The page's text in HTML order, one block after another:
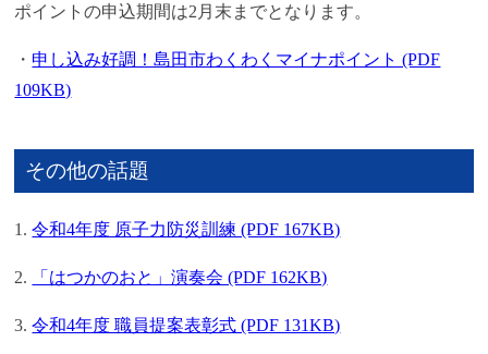
ポイントの申込期間は2月末までとなります。
・ 申し込み好調！島田市わくわくマイナポイント (PDF
109KB)
その他の話題
1.令和4年度 原子力防災訓練 (PDF 167KB)
2. 「はつかのおと」演奏会 (PDF 162KB)
3.令和4年度 職員提案表彰式 (PDF 131KB)